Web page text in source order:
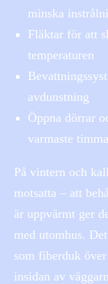
minska
Fläktar för att
temperaturen
avdunstning
Öppna dörrar
varmaste
På vintern och
motsatta – att
är uppvärmt ger
med utomhus.
som fiberduk
insidan av